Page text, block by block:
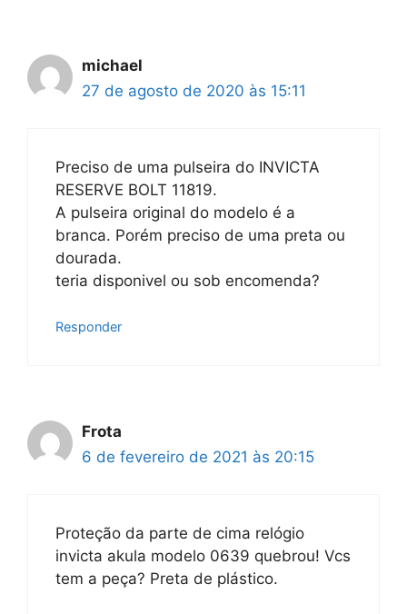
michael
27 de agosto de 2020 às 15:11
Preciso de uma pulseira do INVICTA
RESERVE BOLT 11819.
A pulseira original do modelo é a
branca. Porém preciso de uma preta ou
dourada.
teria disponivel ou sob encomenda?
Responder
Frota
6 de fevereiro de 2021 às 20:15
Proteção da parte de cima relógio
invicta akula modelo 0639 quebrou! Vcs
tem a peça? Preta de plástico.